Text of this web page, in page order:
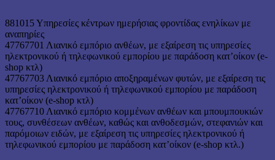
881015 Υπηρεσίες κέντρων ημερήσιας φροντίδας ενηλίκων με
αναπηρίες
47767701 Λιανικό εμπόριο ανθέων, με εξαίρεση τις υπηρεσίες
ηλεκτρονικού ή τηλεφωνικού εμπορίου με παράδοση κατ’οίκον (e-
shop κτλ)
47767703 Λιανικό εμπόριο αποξηραμένων φυτών, με εξαίρεση τις
υπηρεσίες ηλεκτρονικού ή τηλεφωνικού εμπορίου με παράδοση
κατ’οίκον (e-shop κτλ)
47767710 Λιανικό εμπόριο κομμένων ανθέων και μπουμπουκιών
τους, συνθέσεων ανθέων, καθώς και ανθοδεσμών, στεφανιών και
παρόμοιων ειδών, με εξαίρεση τις υπηρεσίες ηλεκτρονικού ή
τηλεφωνικού εμπορίου με παράδοση κατ’οίκον (e-shop κτλ.)